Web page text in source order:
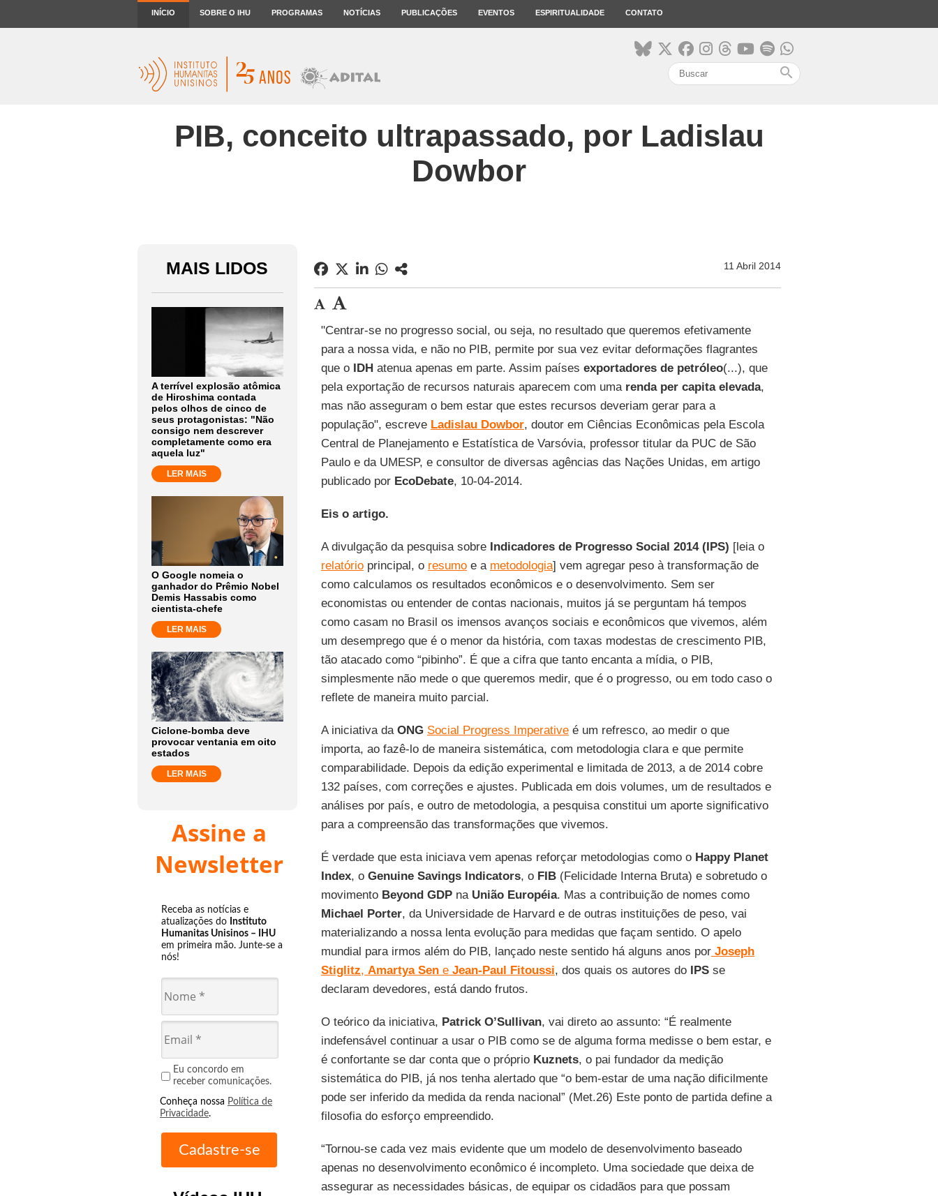
INÍCIO SOBRE O IHU PROGRAMAS NOTÍCIAS PUBLICAÇÕES EVENTOS ESPIRITUALIDADE CONTATO
search
PIB, conceito ultrapassado, por Ladislau
Dowbor
MAIS LIDOS
A terrível explosão atômica
de Hiroshima contada
pelos olhos de cinco de
seus protagonistas: "Não
consigo nem descrever
completamente como era
aquela luz"
LER MAIS
O Google nomeia o
ganhador do Prêmio Nobel
Demis Hassabis como
cientista-chefe
LER MAIS
Ciclone-bomba deve
provocar ventania em oito
estados
LER MAIS
Assine a
Newsletter
Receba as notícias e
atualizações do Instituto
Humanitas Unisinos – IHU
em primeira mão. Junte-se a
nós!
Eu concordo em
receber comunicações.
Conheça nossa Política de
Privacidade.
11 Abril 2014
"Centrar-se no progresso social, ou seja, no resultado que queremos efetivamente
para a nossa vida, e não no PIB, permite por sua vez evitar deformações flagrantes
que o IDHatenua apenas em parte. Assim países exportadores de petróleo(...), que
pela exportação de recursos naturais aparecem com umarenda per capita elevada,
mas não asseguram o bem estar que estes recursos deveriam gerar para a
população", escreve Ladislau Dowbor, doutor em Ciências Econômicas pela Escola
Central de Planejamento e Estatística de Varsóvia, professor titular da PUC de São
Paulo e da UMESP, e consultor de diversas agências das Nações Unidas, em artigo
publicado porEcoDebate, 10-04-2014.
Eis o artigo.
A divulgação da pesquisa sobre Indicadores de Progresso Social 2014 (IPS) [leia o
relatórioprincipal, o resumoe a metodologia] vem agregar peso à transformação de
como calculamos os resultados econômicos e o desenvolvimento. Sem ser
economistas ou entender de contas nacionais, muitos já se perguntam há tempos
como casam no Brasil os imensos avanços sociais e econômicos que vivemos, além
um desemprego que é o menor da história, com taxas modestas de crescimento PIB,
tão atacado como “pibinho”. É que a cifra que tanto encanta a mídia, o PIB,
simplesmente não mede o que queremos medir, que é o progresso, ou em todo caso o
reflete de maneira muito parcial.
A iniciativa da ONG Social Progress Imperativeé um refresco, ao medir o que
importa, ao fazê-lo de maneira sistemática, com metodologia clara e que permite
comparabilidade. Depois da edição experimental e limitada de 2013, a de 2014 cobre
132 países, com correções e ajustes. Publicada em dois volumes, um de resultados e
análises por país, e outro de metodologia, a pesquisa constitui um aporte significativo
para a compreensão das transformações que vivemos.
É verdade que esta iniciava vem apenas reforçar metodologias como o Happy Planet
Index, o Genuine Savings Indicators, o FIB(Felicidade Interna Bruta) e sobretudo o
movimento Beyond GDPna União Européia. Mas a contribuição de nomes como
Michael Porter, da Universidade de Harvard e de outras instituições de peso, vai
materializando a nossa lenta evolução para medidas que façam sentido. O apelo
mundial para irmos além do PIB, lançado neste sentido há alguns anos porJoseph
Stiglitz, Amartya Sene Jean-Paul Fitoussi, dos quais os autores do IPSse
declaram devedores, está dando frutos.
O teórico da iniciativa, Patrick O’Sullivan, vai direto ao assunto: “É realmente
indefensável continuar a usar o PIB como se de alguma forma medisse o bem estar, e
é confortante se dar conta que o próprio Kuznets, o pai fundador da medição
sistemática do PIB, já nos tenha alertado que “o bem-estar de uma nação dificilmente
pode ser inferido da medida da renda nacional” (Met.26) Este ponto de partida define a
filosofia do esforço empreendido.
“Tornou-se cada vez mais evidente que um modelo de desenvolvimento baseado
apenas no desenvolvimento econômico é incompleto. Uma sociedade que deixa de
assegurar as necessidades básicas, de equipar os cidadãos para que possam